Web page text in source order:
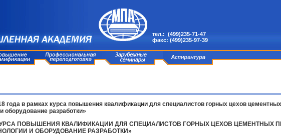
тел.: (499)235-71-47
факс: (499)235-97-39
года в рамках курса повышения квалификации для специалистов горных цехов
разработки»
ПОВЫШЕНИЯ КВАЛИФИКАЦИИ ДЛЯ СПЕЦИАЛИСТОВ ГОРНЫХ ЦЕХОВ ЦЕМЕНТНЫХ
И ОБОРУДОВАНИЕ РАЗРАБОТКИ»